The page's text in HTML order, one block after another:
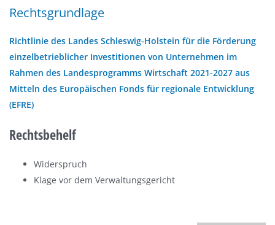
Rechtsgrundlage
Richtlinie des Landes Schleswig-Holstein für die Förderung
einzelbetrieblicher Investitionen von Unternehmen im
Rahmen des Landesprogramms Wirtschaft 2021-2027 aus
Mitteln des Europäischen Fonds für regionale Entwicklung
(EFRE)
Rechtsbehelf
Widerspruch
Klage vor dem Verwaltungsgericht